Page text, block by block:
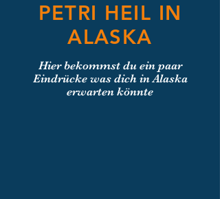
PETRI HEIL IN
ALASKA
Hier bekommst du ein paar
Eindrücke was dich in Alaska
erwarten könnte